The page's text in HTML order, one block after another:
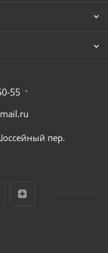
55
пер.